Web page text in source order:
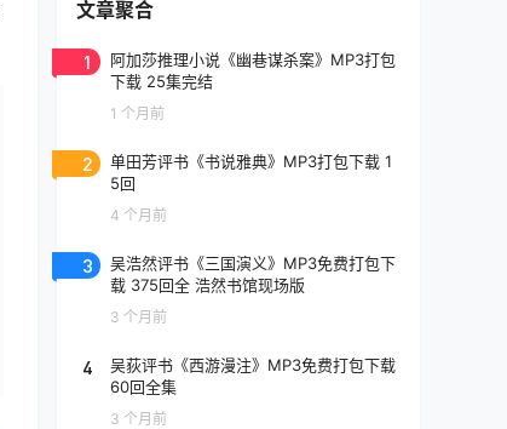
文章聚合
1
阿加莎推理小说《幽巷谋杀案》MP3打包
下载 25集完结
1 个月前
2
单田芳评书《书说雅典》MP3打包下载 1
5回
4 个月前
3
吴浩然评书《三国演义》MP3免费打包下
载 375回全 浩然书馆现场版
3 个月前
4
吴荻评书《西游漫注》MP3免费打包下载
60回全集
3 个月前